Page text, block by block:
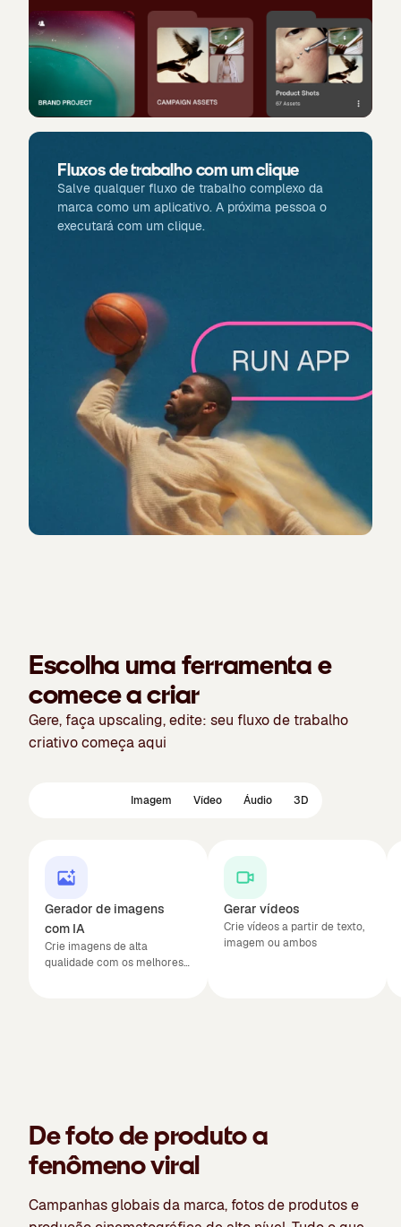
Fluxos de trabalho com um clique
Salve qualquer fluxo de trabalho complexo da
marca como um aplicativo. A próxima pessoa o
executará com um clique.
Escolha uma ferramenta e
comece a criar
Gere, faça upscaling, edite: seu fluxo de trabalho
criativo começa aqui
Imagem Vídeo Áudio 3D
Gerador de imagens
com IA
Crie imagens de alta
qualidade com os melhores
Gerar vídeos
Crie vídeos a partir de texto,
imagem ou ambos
De foto de produto a
fenômeno viral
Campanhas globais da marca, fotos de produtos e